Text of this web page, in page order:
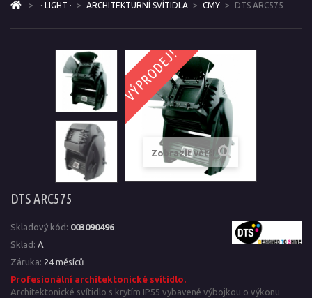
> · LIGHT · > ARCHITEKTURNÍ SVÍTIDLA > CMY > DTS ARC575
VÝPRODEJ!
Zobrazit větší
DTS ARC575
Skladový kód: 003090496
Sklad: A
Záruka: 24 měsíců
Profesionální architektonické svítidlo.
Architektonické svítidlo s krytím IP55 vybavené výbojkou o výkonu